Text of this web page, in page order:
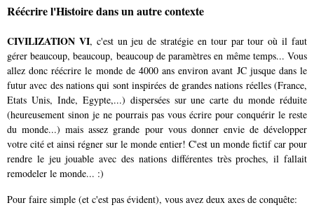
Réécrire l'Histoire dans un autre contexte
CIVILIZATION VI, c'est un jeu de stratégie en tour par tour où il faut
gérer beaucoup, beaucoup, beaucoup de paramètres en même temps... Vous
allez donc réécrire le monde de 4000 ans environ avant JC jusque dans le
futur avec des nations qui sont inspirées de grandes nations réelles (France,
Etats Unis, Inde, Egypte,...) dispersées sur une carte du monde réduite
(heureusement sinon je ne pourrais pas vous écrire pour conquérir le reste
du monde...) mais assez grande pour vous donner envie de développer
votre cité et ainsi régner sur le monde entier! C'est un monde fictif car pour
rendre le jeu jouable avec des nations différentes très proches, il fallait
remodeler le monde... :)
Pour faire simple (et c'est pas évident), vous avez deux axes de conquête: